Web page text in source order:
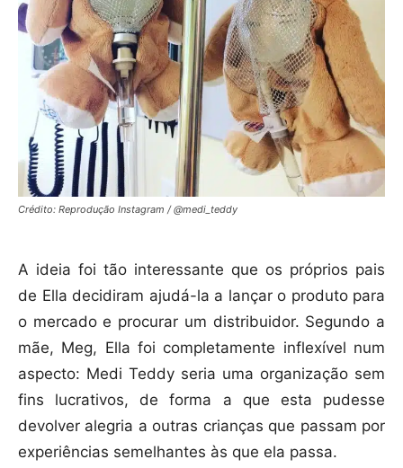
Crédito: Reprodução Instagram / @medi_teddy
A ideia foi tão interessante que os próprios pais
de Ella decidiram ajudá-la a lançar o produto para
o mercado e procurar um distribuidor. Segundo a
mãe, Meg, Ella foi completamente inflexível num
aspecto: Medi Teddy seria uma organização sem
fins lucrativos, de forma a que esta pudesse
devolver alegria a outras crianças que passam por
experiências semelhantes às que ela passa.